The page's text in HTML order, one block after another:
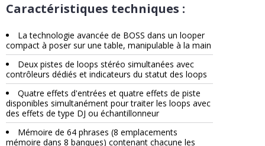
Caractéristiques techniques :
La technologie avancée de BOSS dans un looper
compact à poser sur une table, manipulable à la main
Deux pistes de loops stéréo simultanées avec
contrôleurs dédiés et indicateurs du statut des loops
Quatre effets d'entrées et quatre effets de piste
disponibles simultanément pour traiter les loops avec
des effets de type DJ ou échantillonneur
Mémoire de 64 phrases (8 emplacements
mémoire dans 8 banques) contenant chacune les